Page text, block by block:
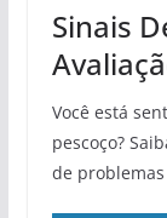
Sinais
Você está
pescoço?
de